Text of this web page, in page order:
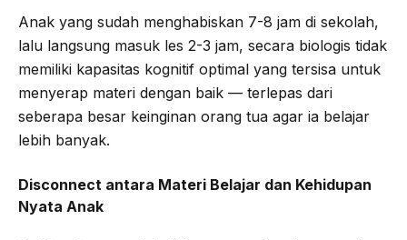
Anak yang sudah menghabiskan 7-8 jam di sekolah,
lalu langsung masuk les 2-3 jam, secara biologis tidak
memiliki kapasitas kognitif optimal yang tersisa untuk
menyerap materi dengan baik — terlepas dari
seberapa besar keinginan orang tua agar ia belajar
lebih banyak.
Disconnect antara Materi Belajar dan Kehidupan
Nyata Anak